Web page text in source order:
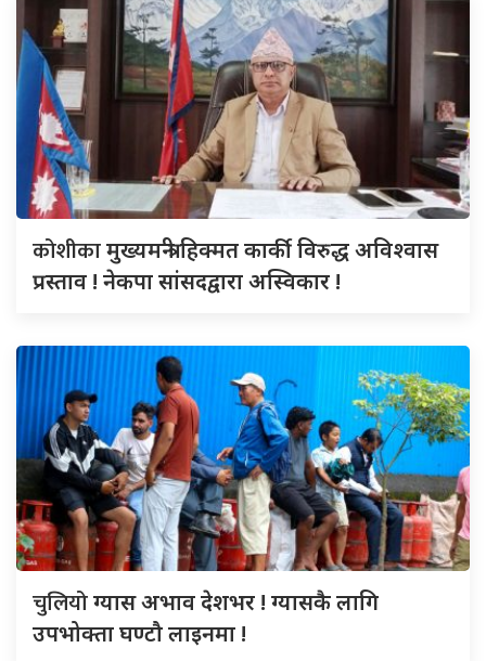
कोशीकामुख्यमन्त्री हिक्मत कार्की विरुद्ध अविश्वास
प्रस्ताव ! नेकपा सांसदद्वारा अस्विकार !
चुलियोग्यास अभाव देशभर ! ग्यासकै लागि
उपभोक्ता घण्टौ लाइनमा !